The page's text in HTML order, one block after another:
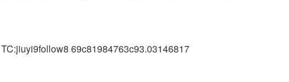
TC:jiuyi9follow8 69c81984763c93.03146817